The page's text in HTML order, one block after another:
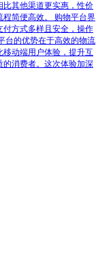
其他渠道更实惠，性价
程简便高效。 购物平台界
方式多样且安全，操作
台的优势在于高效的物流
动端用户体验，提升互
消费者。这次体验加深